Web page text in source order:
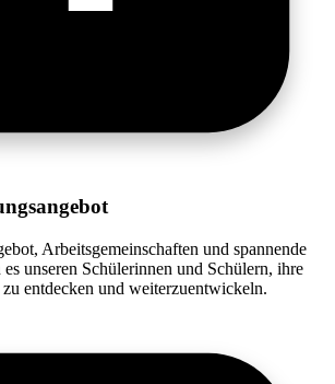
Arbeitsgemeinschaften und spannende
unseren Schülerinnen und Schülern, ihre
entdecken und weiterzuentwickeln.